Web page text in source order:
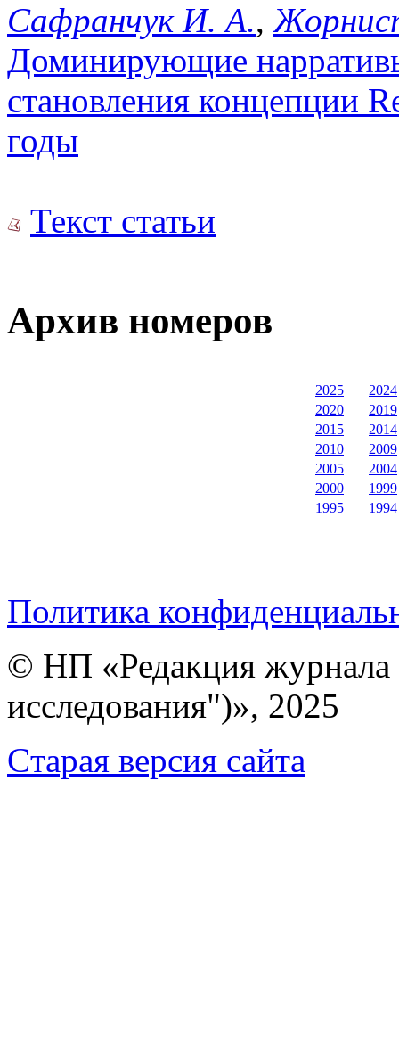
Сафранчук И. А.,
Доминирующие
становления концепции
годы
Текст статьи
Архив номеров
2025
2024
2020
2019
2015
2014
2010
2009
2005
2004
2000
1999
1995
1994
Политика
© НП «Редакция
исследования")», 2025
Cтарая версия сайта